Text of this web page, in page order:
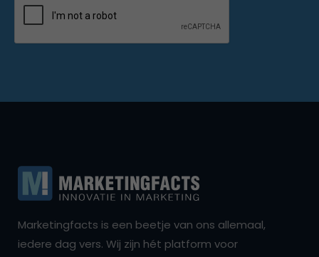
Marketingfacts is een beetje van ons allemaal,
iedere dag vers. Wij zijn hét platform voor